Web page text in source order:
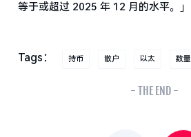
等于或超过 2025 年 12 月的水平。」
Tags： 持币 散户 以太 数量
- THE END -